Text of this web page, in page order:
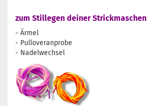
zum Stillegen deiner Strickmaschen
- Ärmel
- Pulloveranprobe
- Nadelwechsel